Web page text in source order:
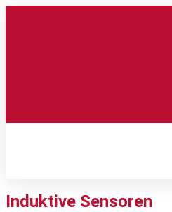
Induktive Sensoren